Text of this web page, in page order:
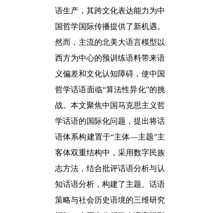
语生产，其跨文化表达能力为中
国哲学国际传播提供了新机遇。
然而，主流的北美大语言模型以
西方为中心的预训练语料带来语
义偏差和文化认知障碍，使中国
哲学话语面临“算法性异化”的挑
战。本文聚焦中国马克思主义哲
学话语的国际化问题，提出将话
语体系构建置于“主体—主题”主
客体双重结构中，采用数字民族
志方法，结合批评话语分析与认
知话语分析，构建了主题、话语
策略与社会历史语境的三维研究